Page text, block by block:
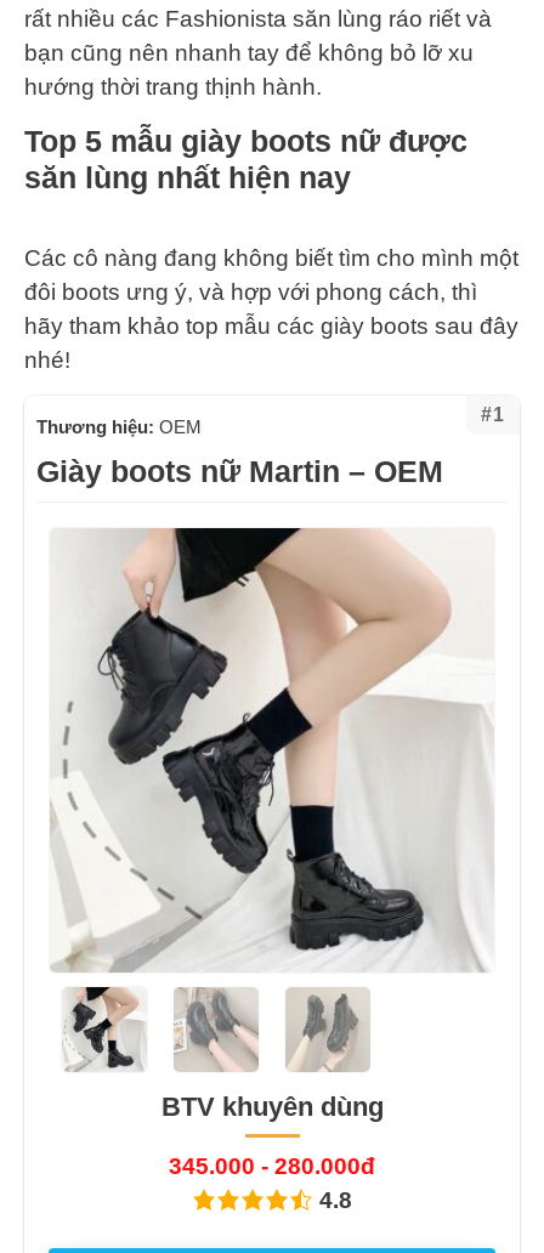
rất nhiều các Fashionista săn lùng ráo riết và
bạn cũng nên nhanh tay để không bỏ lỡ xu
hướng thời trang thịnh hành.
Top 5 mẫu giày boots nữ được
săn lùng nhất hiện nay
Các cô nàng đang không biết tìm cho mình một
đôi boots ưng ý, và hợp với phong cách, thì
hãy tham khảo top mẫu các giày boots sau đây
nhé!
#1
Thương hiệu: OEM
Giày boots nữ Martin – OEM
BTV khuyên dùng
345.000 - 280.000đ
4.8